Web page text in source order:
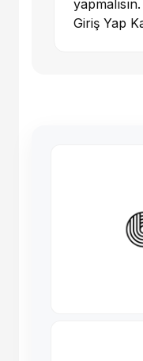
yapmalısın.
Giriş Yap